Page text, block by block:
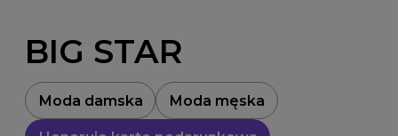
BIG STAR
Moda damska Moda męska